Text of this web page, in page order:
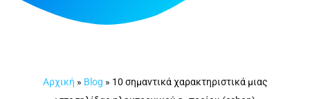
Αρχική » Blog » 10 σημαντικά χαρακτηριστικά μιας